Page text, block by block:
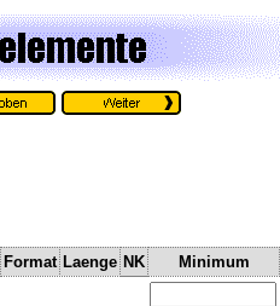
Format Laenge NK Minimum